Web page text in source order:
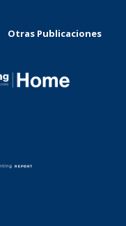
Otras Publicaciones